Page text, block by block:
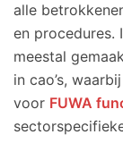
alle
en procedures.
meestal
in cao’s,
voor FUWA